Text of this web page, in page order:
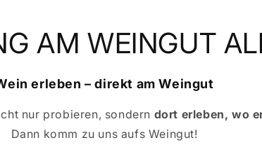
AM WEINGUT
erleben – direkt am Weingut
nur probieren, sondern dort erleben, wo
Dann komm zu uns aufs Weingut!